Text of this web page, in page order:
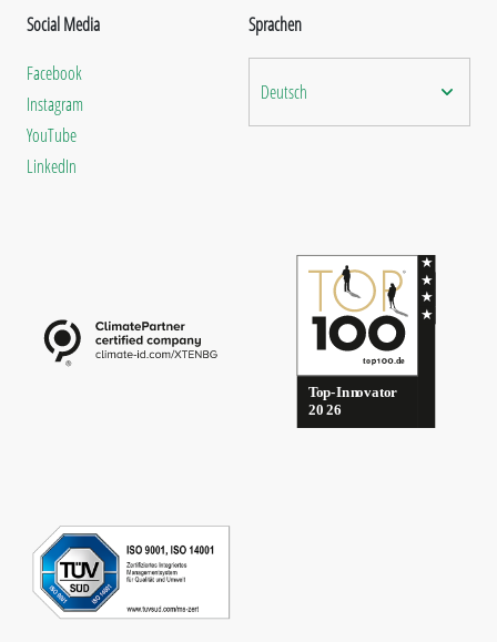
Social Media
Facebook
Instagram
YouTube
LinkedIn
Sprachen
Deutsch